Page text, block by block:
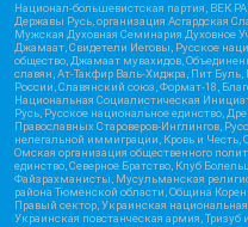
Национал-большевистская партия, ВЕК
Державы Русь, организация Асгардская
Мужская Духовная Семинария Духовное
Джамаат, Свидетели Иеговы, Русское
общество, Джамаат мувахидов,
славян, Ат-Такфир Валь-Хиджра, Пит
России, Славянский союз, Формат-18,
Национальная Социалистическая
Русь, Русское национальное единство,
Православных Староверов-Инглингов,
нелегальной иммиграции, Кровь и Честь,
Омская организация общественного
единство, Северное Братство, Клуб
Файзрахманисты, Мусульманская
района Тюменской области, Община
Правый сектор, Украинская
Украинская повстанческая армия,